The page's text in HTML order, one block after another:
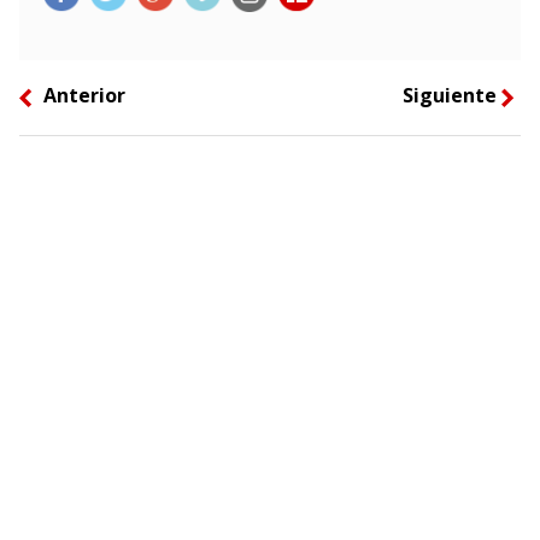
left Anterior Siguiente right